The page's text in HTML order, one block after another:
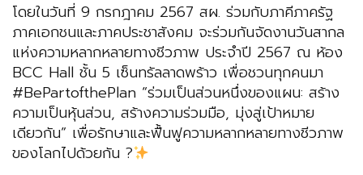
โดยในวันที่ 9 กรกฎาคม 2567 สผ. ร่วมกับภาคีภาครัฐ
ภาคเอกชนและภาคประชาสังคม จะร่วมกันจัดงานวันสากล
แห่งความหลากหลายทางชีวภาพ ประจำปี 2567 ณ ห้อง
BCC Hall ชั้น 5 เซ็นทรัลลาดพร้าว เพื่อชวนทุกคนมา
#BePartofthePlan “ร่วมเป็นส่วนหนึ่งของแผน: สร้าง
ความเป็นหุ้นส่วน, สร้างความร่วมมือ, มุ่งสู่เป้าหมาย
เดียวกัน” เพื่อรักษาและฟื้นฟูความหลากหลายทางชีวภาพ
ของโลกไปด้วยกัน ?